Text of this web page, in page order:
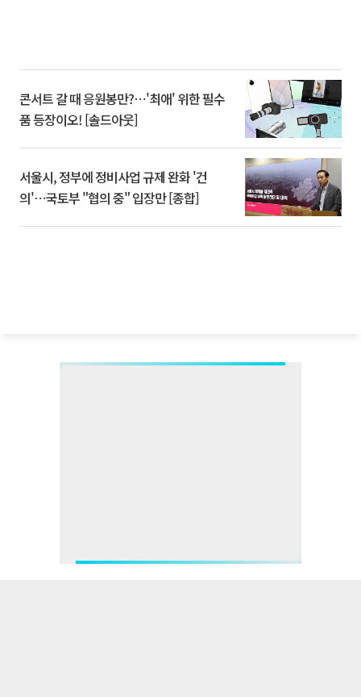
콘서트 갈 때 응원봉만?⋯'최애' 위한 필수
품 등장이오! [솔드아웃]
서울시, 정부에 정비사업 규제 완화 '건
의'⋯국토부 "협의 중" 입장만 [종합]